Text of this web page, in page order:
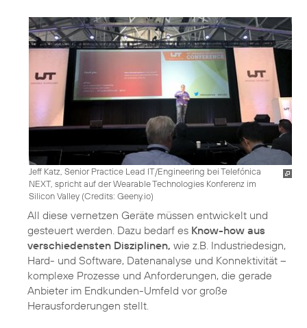
Jeff Katz, Senior Practice Lead IT/Engineering bei Telefónica
NEXT, spricht auf der Wearable Technologies Konferenz im
Silicon Valley (Credits: Geeny.io)
All diese vernetzen Geräte müssen entwickelt und
gesteuert werden. Dazu bedarf es Know-how aus
verschiedensten Disziplinen, wie z.B. Industriedesign,
Hard- und Software, Datenanalyse und Konnektivität –
komplexe Prozesse und Anforderungen, die gerade
Anbieter im Endkunden-Umfeld vor große
Herausforderungen stellt.